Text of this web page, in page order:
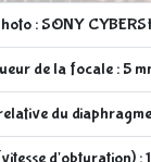
: SONY
de la focale : 5
du